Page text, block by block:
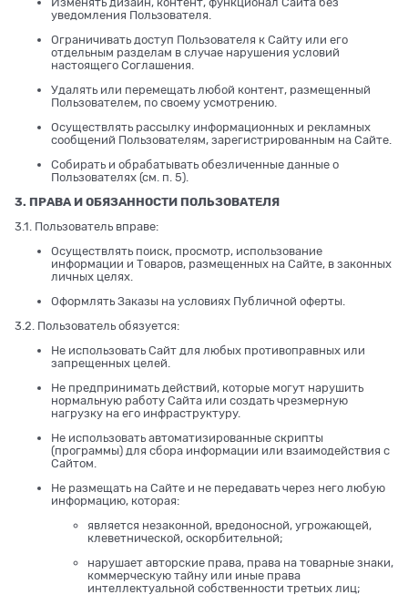
уведомления Пользователя.
Ограничивать доступ Пользователя к Сайту или его
отдельным разделам в случае нарушения условий
настоящего Соглашения.
Удалять или перемещать любой контент, размещенный
Пользователем, по своему усмотрению.
Осуществлять рассылку информационных и рекламных
сообщений Пользователям, зарегистрированным на Сайте.
Собирать и обрабатывать обезличенные данные о
Пользователях (см. п. 5).
3. ПРАВА И ОБЯЗАННОСТИ ПОЛЬЗОВАТЕЛЯ
3.1. Пользователь вправе:
Осуществлять поиск, просмотр, использование
информации и Товаров, размещенных на Сайте, в законных
личных целях.
Оформлять Заказы на условиях Публичной оферты.
3.2. Пользователь обязуется:
Не использовать Сайт для любых противоправных или
запрещенных целей.
Не предпринимать действий, которые могут нарушить
нормальную работу Сайта или создать чрезмерную
нагрузку на его инфраструктуру.
Не использовать автоматизированные скрипты
(программы) для сбора информации или взаимодействия с
Сайтом.
Не размещать на Сайте и не передавать через него любую
информацию, которая:
является незаконной, вредоносной, угрожающей,
клеветнической, оскорбительной;
нарушает авторские права, права на товарные знаки,
коммерческую тайну или иные права
интеллектуальной собственности третьих лиц;